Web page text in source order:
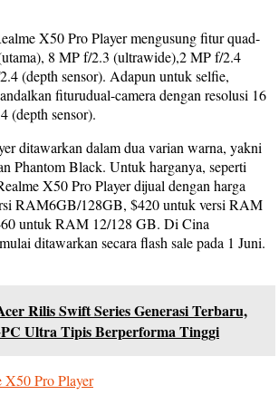
X50 Pro Player mengusung fitur quad-
8 MP f/2.3 (ultrawide),2 MP f/2.4
(depth sensor). Adapun untuk selfie,
fiturudual-camera dengan resolusi 16
(depth sensor).
ditawarkan dalam dua varian warna, yakni
Phantom Black. Untuk harganya, seperti
X50 Pro Player dijual dengan harga
RAM6GB/128GB, $420 untuk versi RAM
untuk RAM 12/128 GB. Di Cina
ditawarkan secara flash sale pada 1 Juni.
Rilis Swift Series Generasi Terbaru,
Ultra Tipis Berperforma Tinggi
X50 Pro Player